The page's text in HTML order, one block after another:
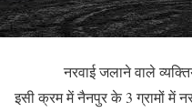
नरवाई जलाने वाले व्यक्तियों
इसी क्रम में नैनपुर के 3 ग्रामों में